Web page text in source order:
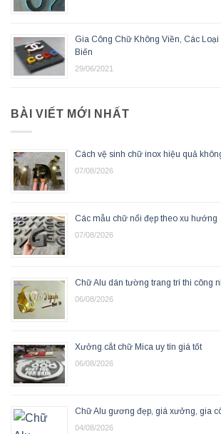
Gia Công Chữ Không Viền, Các
Biến
29/06/2021
BÀI VIẾT MỚI NHẤT
Cách vệ sinh chữ inox hiệu quả
07/08/2026
Các mẫu chữ nổi đẹp theo xu hướng
07/08/2026
Chữ Alu dán tường trang trí thi công
06/08/2026
Xưởng cắt chữ Mica uy tín giá tốt
06/08/2026
Chữ Alu gương đẹp, giá xưởng, gia
04/08/2026